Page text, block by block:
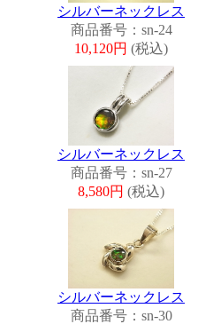
シルバーネックレス
商品番号：sn-24
10,120円 (税込)
シルバーネックレス
商品番号：sn-27
8,580円 (税込)
シルバーネックレス
商品番号：sn-30